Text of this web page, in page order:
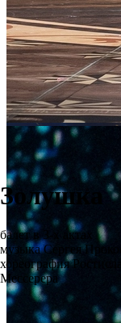
Золушка
балет в 3-х актах
музыка Сергея
хореография
Мессерера